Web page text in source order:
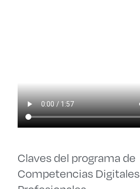
Claves del programa de
Competencias Digitales